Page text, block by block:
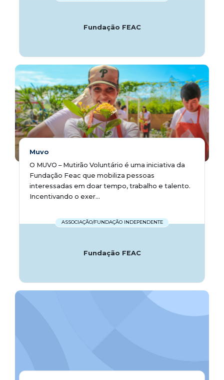
Fundação FEAC
Muvo
O MUVO – Mutirão Voluntário é uma iniciativa da
Fundação Feac que mobiliza pessoas
interessadas em doar tempo, trabalho e talento.
Incentivando o exer...
ASSOCIAÇÃO/FUNDAÇÃO INDEPENDENTE
Fundação FEAC